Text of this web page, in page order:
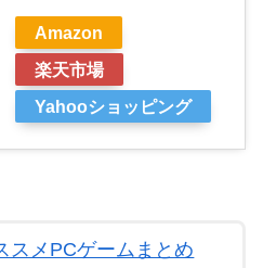
Amazon
楽天市場
Yahooショッピング
スメPCゲームまとめ